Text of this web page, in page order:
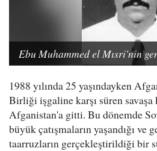
Ebu Muhammed el Mısri'nin
1988 yılında 25 yaşındayken
Birliği işgaline karşı süren savaşa
Afganistan'a gitti. Bu dönemde
büyük çatışmaların yaşandığı ve
taarruzların gerçekleştirildiği bir